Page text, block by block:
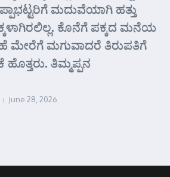
ಮದುವೆಯಾಗಿ ಹತ್ತು
ಕೊನೆಗೆ ಪಕ್ಕದ ಮನೆಯ
ಮೇರೆಗೆ ಮಗುವಾದರೆ ತಿರುಪತಿಗೆ
ತಿಮ್ಮಪ್ಪನ
June 28, 2026